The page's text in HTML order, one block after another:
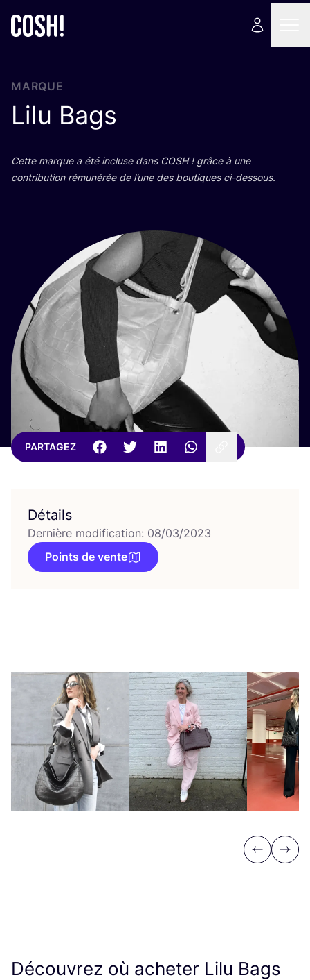
MARQUE
Lilu Bags
Cette marque a été incluse dans COSH! grâce à une
contri­bu­tion rému­né­rée de l’une des bou­tiques ci-dessous.
PARTAGEZ
Détails
Dernière modification: 08/03/2023
Points de vente
Previous
Next
Découvrez où acheter Lilu Bags